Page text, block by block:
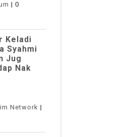
| 0
Keladi
Syahmi
Jug
Nak
Network |